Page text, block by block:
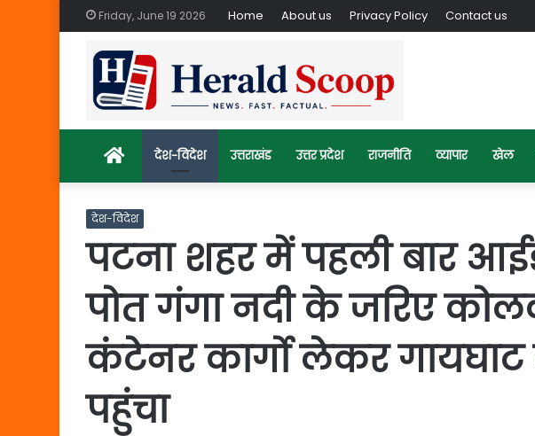
Friday, June 19 2026 Home About us Privacy Policy Contact us
Homeदेश-विदेश उत्तराखंड उत्तर प्रदेश राजनीति व्यापार खेल
देश-विदेश
पटना शहर में पहली बार
पोत गंगा नदी के जरिए
कंटेनर कार्गो लेकर
पहुंचा